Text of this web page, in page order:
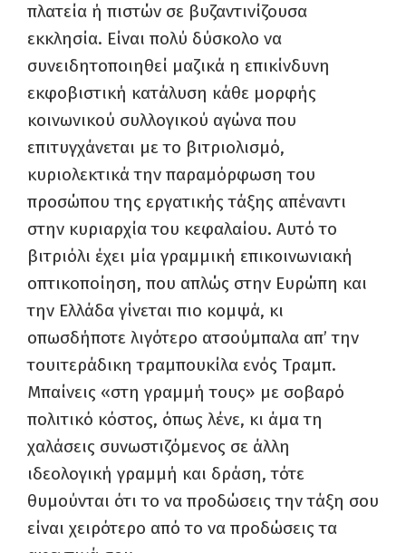
πλατεία ή πιστών σε βυζαντινίζουσα
εκκλησία. Είναι πολύ δύσκολο να
συνειδητοποιηθεί μαζικά η επικίνδυνη
εκφοβιστική κατάλυση κάθε μορφής
κοινωνικού συλλογικού αγώνα που
επιτυγχάνεται με το βιτριολισμό,
κυριολεκτικά την παραμόρφωση του
προσώπου της εργατικής τάξης απέναντι
στην κυριαρχία του κεφαλαίου. Αυτό το
βιτριόλι έχει μία γραμμική επικοινωνιακή
οπτικοποίηση, που απλώς στην Ευρώπη και
την Ελλάδα γίνεται πιο κομψά, κι
οπωσδήποτε λιγότερο ατσούμπαλα απ’ την
τουιτεράδικη τραμπουκίλα ενός Τραμπ.
Μπαίνεις «στη γραμμή τους» με σοβαρό
πολιτικό κόστος, όπως λένε, κι άμα τη
χαλάσεις συνωστιζόμενος σε άλλη
ιδεολογική γραμμή και δράση, τότε
θυμούνται ότι το να προδώσεις την τάξη σου
είναι χειρότερο από το να προδώσεις τα